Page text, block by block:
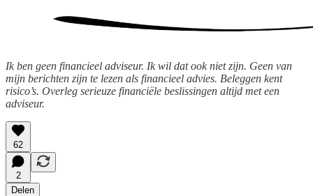
Ik ben geen financieel adviseur. Ik wil dat ook niet zijn. Geen van
mijn berichten zijn te lezen als financieel advies. Beleggen kent
risico’s. Overleg serieuze financiële beslissingen altijd met een
adviseur.
62
2
Delen